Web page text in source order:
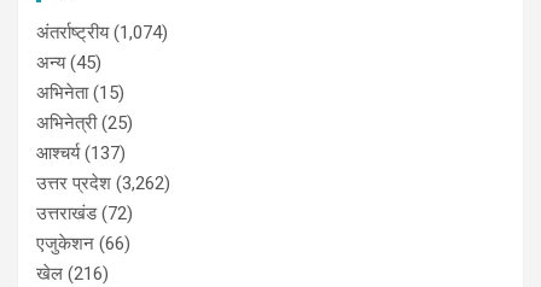
अंतर्राष्ट्रीय(1,074)
अन्य(45)
अभिनेता(15)
अभिनेत्री(25)
आश्चर्य(137)
उत्तर प्रदेश (3,262)
उत्तराखंड(72)
एजुकेशन (66)
खेल (216)